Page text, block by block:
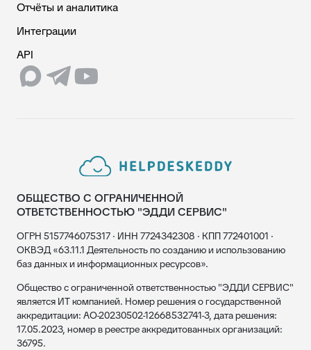
Отчёты и аналитика
Интеграции
API
ОБЩЕСТВО С ОГРАНИЧЕННОЙ
ОТВЕТСТВЕННОСТЬЮ "ЭДДИ СЕРВИС"
ОГРН 5157746075317 · ИНН 7724342308 · КПП 772401001 ·
ОКВЭД «63.11.1 Деятельность по созданию и использованию
баз данных и информационных ресурсов».
Общество с ограниченной ответственностью "ЭДДИ СЕРВИС"
является ИТ компанией. Номер решения о государственной
аккредитации: АО-20230502-12668532741-3, дата решения:
17.05.2023, номер в реестре аккредитованных организаций:
36795.